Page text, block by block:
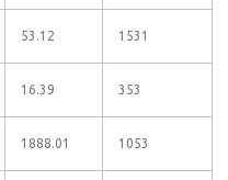
53.12 1531
16.39 353
1888.01 1053